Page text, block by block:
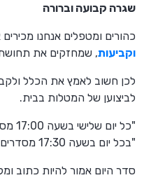
שגרה קבועה וברורה
כהורים ומטפלים אנחנו
וקביעות, שמחזקים את תחושת
לכן חשוב לאמץ את הכלל
לביצוען של המטלות בבית.
"כל
"בכל יום בשעה 17:30 מסדרים את הלגו בקופסא".
סדר היום אמור להיות כתוב